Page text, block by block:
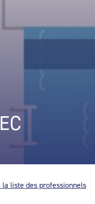
la liste des professionnels